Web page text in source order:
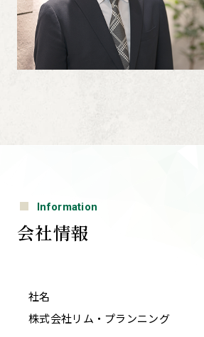
Information
会社情報
社名
株式会社リム・プランニング